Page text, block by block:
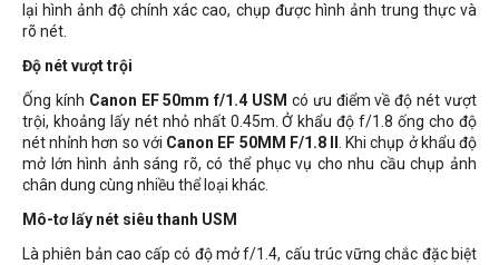
lại hình ảnh độ chính xác cao, chụp được hình ảnh trung thực và
rõ nét.
Độ nét vượt trội
Ống kính Canon EF 50mm f/1.4 USM có ưu điểm về độ nét vượt
trội, khoảng lấy nét nhỏ nhất 0.45m. Ở khẩu độ f/1.8 ống cho độ
nét nhỉnh hơn so với Canon EF 50MM F/1.8 II
. Khi chụp ở khẩu độ
mở lớn hình ảnh sáng rõ, có thể phục vụ cho nhu cầu chụp ảnh
chân dung cùng nhiều thể loại khác.
Mô-tơ lấy nét siêu thanh USM
Là phiên bản cao cấp có độ mở f/1.4, cấu trúc vững chắc đặc biệt